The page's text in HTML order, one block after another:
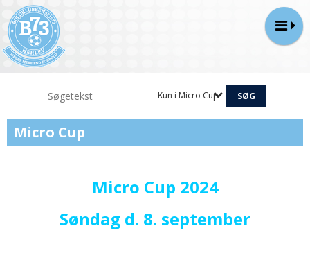
Kun i Micro Cup
Micro Cup
Micro Cup 2024
Søndag d. 8. september